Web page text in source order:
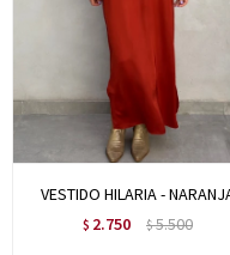
VESTIDO HILARIA -
$ 2.750 $5.500